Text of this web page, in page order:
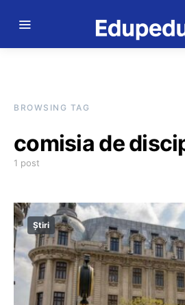
BROWSING TAG
comisia de
1 post
Știri